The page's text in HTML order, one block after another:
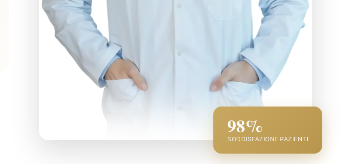
98%
SODDISFAZIONE PAZIENTI